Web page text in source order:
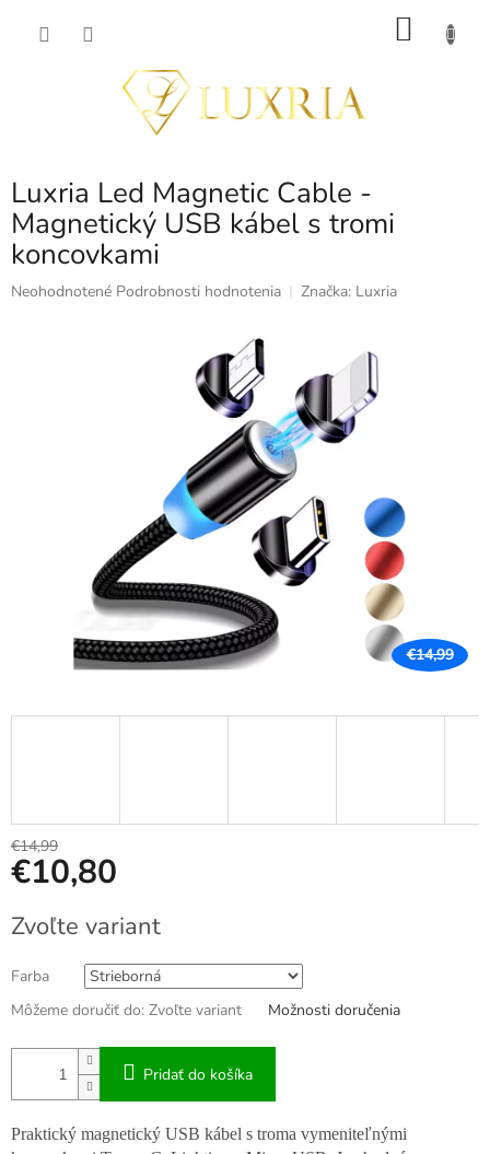
Luxria Led Magnetic Cable -
Magnetický USB kábel s tromi
koncovkami
Priemerné
Neohodnotené Podrobnosti hodnotenia Značka: Luxria
€14,99
€14,99
€10,80
cena:
Zvoľte variant
Farba
Môžeme doručiť do: Zvoľte variant Možnosti doručenia
Pridať do košíka
Praktický magnetický USB kábel s troma vymeniteľnými